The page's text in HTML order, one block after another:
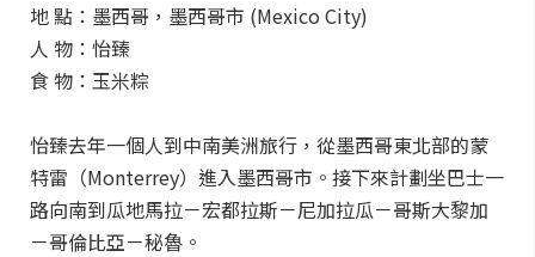
地 點：墨西哥，墨西哥市 (Mexico City)
人 物：怡臻
食 物：玉米粽
怡臻去年一個人到中南美洲旅行，從墨西哥東北部的蒙
特雷（Monterrey）進入墨西哥市。接下來計劃坐巴士一
路向南到瓜地馬拉－宏都拉斯－尼加拉瓜－哥斯大黎加
－哥倫比亞－秘魯。